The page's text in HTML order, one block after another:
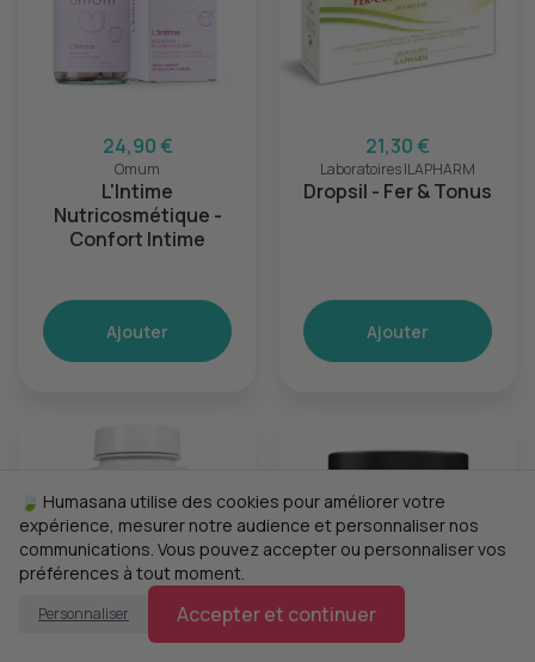
24,90 €
Omum
L'Intime
Nutricosmétique -
Confort Intime
Ajouter
21,30 €
Laboratoires ILAPHARM
Dropsil - Fer & Tonus
Ajouter
🍃 Humasana utilise des cookies pour améliorer votre
expérience, mesurer notre audience et personnaliser nos
communications. Vous pouvez accepter ou personnaliser vos
préférences à tout moment.
Personnaliser Accepter et continuer